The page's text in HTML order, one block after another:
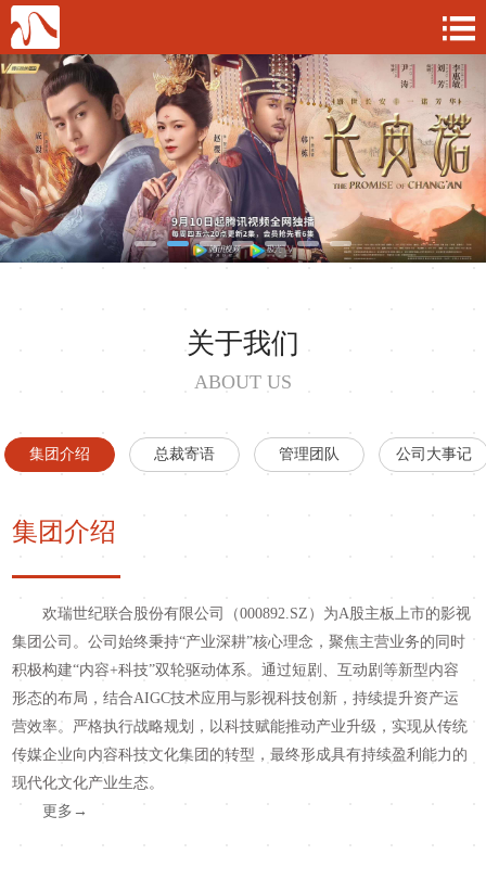
关于我们
ABOUT US
集团介绍 总裁寄语 管理团队 公司大事记
集团介绍
欢瑞世纪联合股份有限公司（000892.SZ）为A股主板上市的影视
集团公司。公司始终秉持“产业深耕”核心理念，聚焦主营业务的同时
积极构建“内容+科技”双轮驱动体系。通过短剧、互动剧等新型内容
形态的布局，结合AIGC技术应用与影视科技创新，持续提升资产运
营效率。严格执行战略规划，以科技赋能推动产业升级，实现从传统
传媒企业向内容科技文化集团的转型，最终形成具有持续盈利能力的
现代化文化产业生态。
更多 →